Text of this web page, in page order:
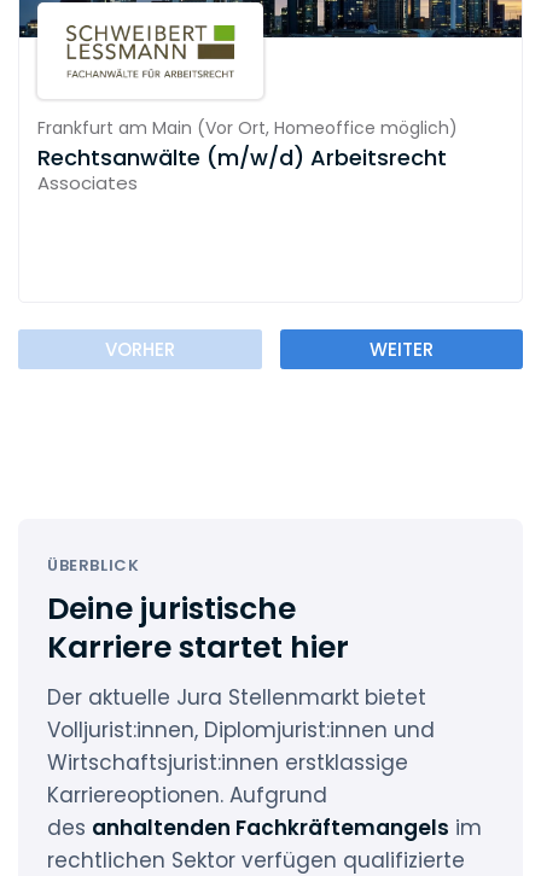
Frankfurt am Main (Vor Ort, Homeoffice möglich)
Rechtsanwälte (m/w/d) Arbeitsrecht
Associates
VORHER WEITER
ÜBERBLICK
Deine juristische
Karriere startet hier
Der aktuelle Jura Stellenmarkt bietet
Volljurist:innen, Diplomjurist:innen und
Wirtschaftsjurist:innen erstklassige
Karriereoptionen. Aufgrund
des anhaltenden Fachkräftemangels im
rechtlichen Sektor verfügen qualifizierte